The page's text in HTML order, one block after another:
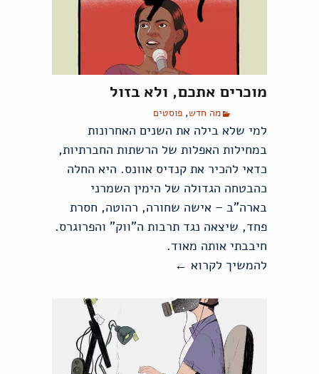
מוכרים אתכם, ולא בזול
מה חדש, פוסטים
למי שלא בילה את השנים האחרונות
במחילות האפלות של הרשתות החברתיות,
כדאי להכיר את קנדיס אוונס. היא החלה
כהבטחה הגדולה של הימין השמרני
בארה"ב – אישה שחורה, רהוטה, חסרת
פחד, שיצאה נגד תרבות ה"ווק" והפרוגרס.
חיבבתי אותה מאוד.
להמשיך לקרוא מוכרים אתכם, ולא בזול
←